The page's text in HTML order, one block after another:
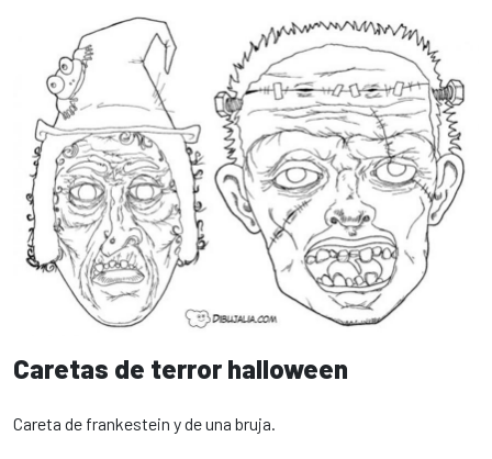
Caretas de terror halloween
Careta de frankestein y de una bruja.